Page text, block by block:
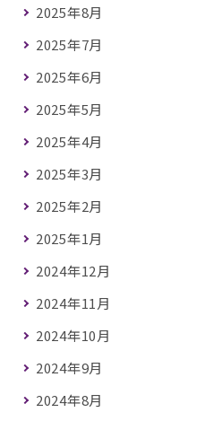
2025年8月
2025年7月
2025年6月
2025年5月
2025年4月
2025年3月
2025年2月
2025年1月
2024年12月
2024年11月
2024年10月
2024年9月
2024年8月